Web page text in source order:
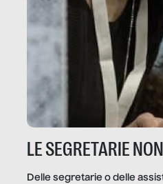
LE SEGRETARIE
Delle segretarie o delle